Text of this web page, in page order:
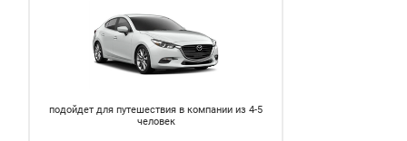
подойдет для путешествия в компании из 4-5
человек